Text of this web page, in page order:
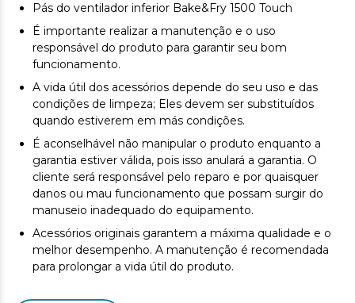
Pás do ventilador inferior Bake&Fry 1500 Touch
É importante realizar a manutenção e o uso
responsável do produto para garantir seu bom
funcionamento.
A vida útil dos acessórios depende do seu uso e das
condições de limpeza; Eles devem ser substituídos
quando estiverem em más condições.
É aconselhável não manipular o produto enquanto a
garantia estiver válida, pois isso anulará a garantia. O
cliente será responsável pelo reparo e por quaisquer
danos ou mau funcionamento que possam surgir do
manuseio inadequado do equipamento.
Acessórios originais garantem a máxima qualidade e o
melhor desempenho. A manutenção é recomendada
para prolongar a vida útil do produto.